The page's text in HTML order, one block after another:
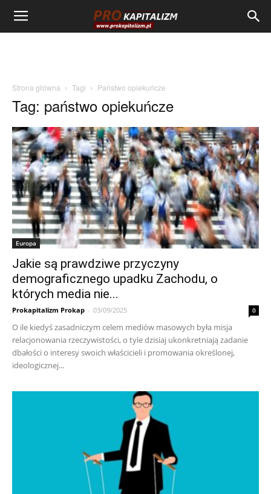
Strona główna Tagi Państwo opiekuńcze
Tag: państwo opiekuńcze
Europa
Jakie są prawdziwe przyczyny
demograficznego upadku Zachodu, o
których media nie...
Prokapitalizm Prokap - 03/09/2025 0
O ile kiedyś zasadniczym celem mediów masowych była misja
relacjonowania rzeczywistości, o tyle dzisiaj ukonkretniają zadanie
dbałości o interesy swoich właścicieli i promowania określonej,
ideologicznej...